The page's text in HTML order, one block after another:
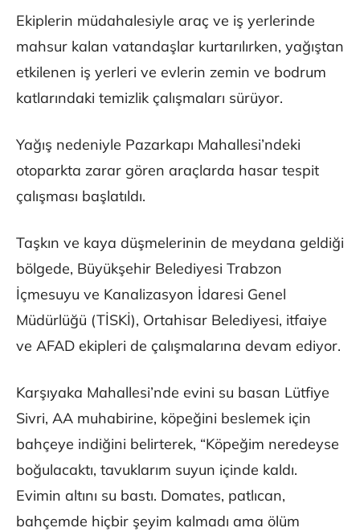
Ekiplerin müdahalesiyle araç ve iş yerlerinde
mahsur kalan vatandaşlar kurtarılırken, yağıştan
etkilenen iş yerleri ve evlerin zemin ve bodrum
katlarındaki temizlik çalışmaları sürüyor.
Yağış nedeniyle Pazarkapı Mahallesi’ndeki
otoparkta zarar gören araçlarda hasar tespit
çalışması başlatıldı.
Taşkın ve kaya düşmelerinin de meydana geldiği
bölgede, Büyükşehir Belediyesi Trabzon
İçmesuyu ve Kanalizasyon İdaresi Genel
Müdürlüğü (TİSKİ), Ortahisar Belediyesi, itfaiye
ve AFAD ekipleri de çalışmalarına devam ediyor.
Karşıyaka Mahallesi’nde evini su basan Lütfiye
Sivri, AA muhabirine, köpeğini beslemek için
bahçeye indiğini belirterek, “Köpeğim neredeyse
boğulacaktı, tavuklarım suyun içinde kaldı.
Evimin altını su bastı. Domates, patlıcan,
bahçemde hiçbir şeyim kalmadı ama ölüm